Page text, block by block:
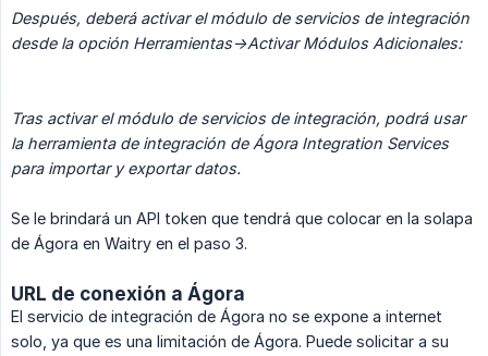
Después, deberá activar el módulo de servicios de integración
desde la opción Herramientas->Activar Módulos Adicionales:
Tras activar el módulo de servicios de integración, podrá usar
la herramienta de integración de Ágora Integration Services
para importar y exportar datos.
Se le brindará un API token que tendrá que colocar en la solapa
de Ágora en Waitry en el paso 3.
URL de conexión a Ágora
El servicio de integración de Ágora no se expone a internet
solo, ya que es una limitación de Ágora. Puede solicitar a su